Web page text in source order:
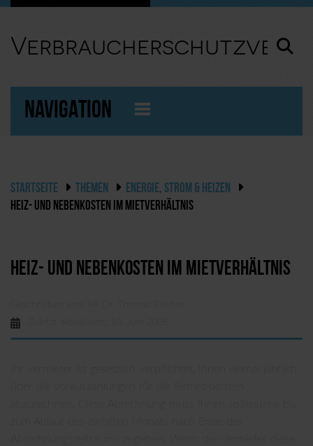
NAVIGATION
STARTSEITE THEMEN
ENERGIE, STROM & HEIZEN
HEIZ- UND NEBENKOSTEN IM MIETVERHÄLTNIS
Heiz- und Nebenkosten im Mietverhältnis
Ihr Vermieter ist gesetzlich verpflichtet, Ihnen einmal jährlich
über die Vorauszahlungen für die Betriebskosten
abzurechnen. Diese Abrechnung muss Ihnen spätestens bis
Abrechnungszeitraums zugehen. Wenn der Vermieter diese